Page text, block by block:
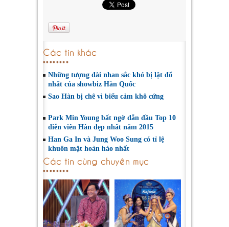
Các tin khác
Những tượng đài nhan sắc khó bị lật đổ
nhất của showbiz Hàn Quốc
Sao Hàn bị chê vì biểu cảm khô cứng
Park Min Young bất ngờ dẫn đầu Top 10
diễn viên Hàn đẹp nhất năm 2015
Han Ga In và Jung Woo Sung có tỉ lệ
khuôn mặt hoàn hảo nhất
Các tin cùng chuyên mục